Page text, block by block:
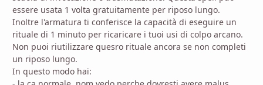
essere usata 1 volta gratuitamente per riposo lungo.
Inoltre l'armatura ti conferisce la capacità di eseguire un
rituale di 1 minuto per ricaricare i tuoi usi di colpo arcano.
Non puoi riutilizzare quesro rituale ancora se non completi
un riposo lungo.
In questo modo hai: